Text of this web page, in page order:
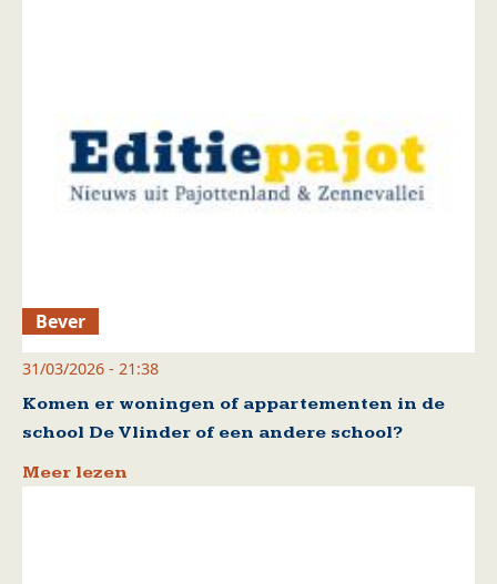
Bever
31/03/2026 - 21:38
Komen er woningen of appartementen in de
school De Vlinder of een andere school?
Meer lezen